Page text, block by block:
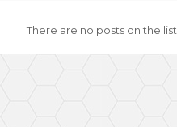
There are no posts on the list.